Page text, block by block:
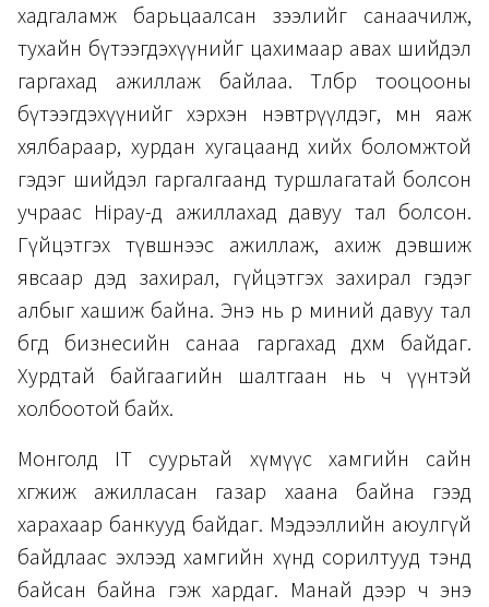
хадгаламж барьцаалсан зээлийг санаачилж,
тухайн бүтээгдэхүүнийг цахимаар авах шийдэл
гаргахад ажиллаж байлаа. Төлбөр тооцооны
бүтээгдэхүүнийг хэрхэн нэвтрүүлдэг, мөн яаж
хялбараар, хурдан хугацаанд хийх боломжтой
гэдэг шийдэл гаргалгаанд туршлагатай болсон
учраас Hipay-д ажиллахад давуу тал болсон.
Гүйцэтгэх түвшнээс ажиллаж, ахиж дэвшиж
явсаар дэд захирал, гүйцэтгэх захирал гэдэг
албыг хашиж байна. Энэ нь өөрөө миний давуу тал
бөгөөд бизнесийн санаа гаргахад дөхөм байдаг.
Хурдтай байгаагийн шалтгаан нь ч үүнтэй
холбоотой байх.
Монголд IT суурьтай хүмүүс хамгийн сайн
хөгжиж ажилласан газар хаана байна гээд
харахаар банкууд байдаг. Мэдээллийн аюулгүй
байдлаас эхлээд хамгийн хүнд сорилтууд тэнд
байсан байна гэж хардаг. Манай дээр ч энэ